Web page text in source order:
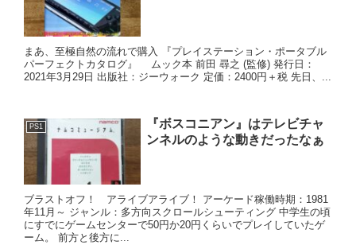
まあ、至極自然の流れで購入 『プレイステーション・ポータブル
パーフェクトカタログ』 ムック本 前田 尋之 (監修) 発行日：
2021年3月29日 出版社：ジーウォーク 定価：2400円＋税 先日、...
PS1
『ボスコニアン』はテレビチャ
ンネルのような動きだったなぁ
ブラストオフ！ アライブアライブ！ アーケード稼働時期：1981
年11月～ ジャンル：多方向スクロールシューティング 中学生の頃
にすでにゲームセンターで50円か20円くらいでプレイしていたゲ
ーム。 前方と後方に...